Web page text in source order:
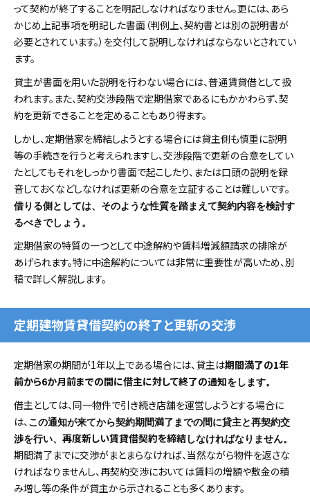
って契約が終了することを明記しなければなりません。更には、あら
かじめ上記事項を明記した書面（判例上、契約書とは別の説明書が
必要とされています。）を交付して説明しなければならないとされてい
ます。
貸主が書面を用いた説明を行わない場合には、普通賃貸借として扱
われます。また、契約交渉段階で定期借家であるにもかかわらず、契
約を更新できることを定めることもあり得ます。
しかし、定期借家を締結しようとする場合には貸主側も慎重に説明
等の手続きを行うと考えられますし、交渉段階で更新の合意をしてい
たとしてもそれをしっかり書面で起こしたり、または口頭の説明を録
音しておくなどしなければ更新の合意を立証することは難しいです。
借りる側としては、そのような性質を踏まえて契約内容を検討す
るべきでしょう。
定期借家の特質の一つとして中途解約や賃料増減額請求の排除が
あげられます。特に中途解約については非常に重要性が高いため、別
稿で詳しく解説します。
定期建物賃貸借契約の終了と更新の交渉
定期借家の期間が1年以上である場合には、貸主は期間満了の1年
前から6か月前までの間に借主に対して終了の通知をします。
借主としては、同一物件で引き続き店舗を運営しようとする場合に
は、 この通知が来てから契約期間満了までの間に貸主と再契約交
渉を行い、 再度新しい賃貸借契約を締結 しなければなりません。
期間満了までに交渉がまとまらなければ、当然ながら物件を返さな
ければなりませんし、再契約交渉においては賃料の増額や敷金の積
み増し等の条件が貸主から示されることも多くあります。